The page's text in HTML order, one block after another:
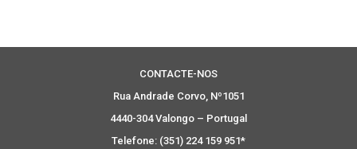
CONTACTE-NOS
Rua Andrade Corvo, Nº1051
4440-304 Valongo – Portugal
Telefone: (351) 224 159 951*